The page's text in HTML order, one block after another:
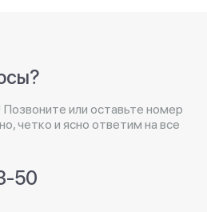
или оставьте номер
четко и ясно ответим на все
50